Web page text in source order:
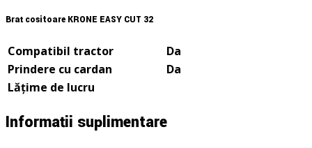
Braț cositoare KRONE EASY CUT 32
Compatibil tractor
Da
Prindere cu cardan
Da
Lățime de lucru
Informații suplimentare